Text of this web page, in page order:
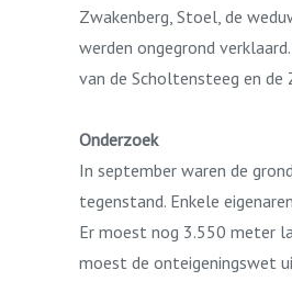
Zwakenberg, Stoel, de
werden ongegrond
van de Scholtensteeg en de
Onderzoek
In september waren de
tegenstand. Enkele
Er moest nog 3.550 meter
moest de onteigeningswet